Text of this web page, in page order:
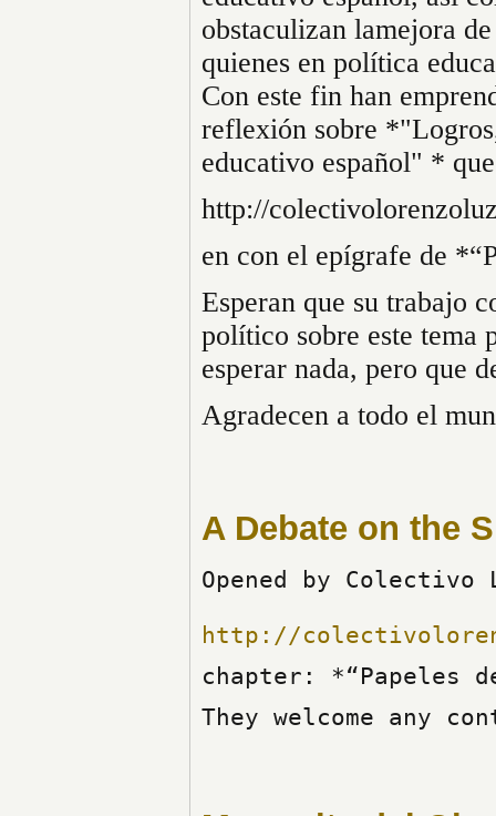
obstaculizan lamejora
quienes en política
Con este fin han
reflexión sobre
educativo español" *
http://
en con el epígrafe de
Esperan que su trabajo
político sobre este tema
esperar nada, pero que
Agradecen a todo el
A Debate on the
Opened by
http://
chapter: *“Papeles
They welcome any